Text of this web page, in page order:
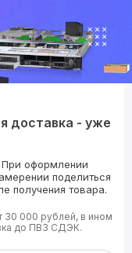
доставка - уже
При оформлении
поделиться
получения товара.
30 000 рублей, в ином
до ПВЗ СДЭК.